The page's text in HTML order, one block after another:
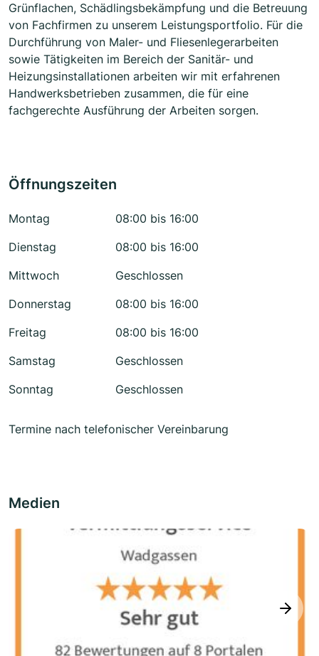
Grünflachen, Schädlingsbekämpfung und die Betreuung
von Fachfirmen zu unserem Leistungsportfolio. Für die
Durchführung von Maler- und Fliesenlegerarbeiten
sowie Tätigkeiten im Bereich der Sanitär- und
Heizungsinstallationen arbeiten wir mit erfahrenen
Handwerksbetrieben zusammen, die für eine
fachgerechte Ausführung der Arbeiten sorgen.
Öffnungszeiten
Montag
08:00 bis 16:00
Dienstag
08:00 bis 16:00
Mittwoch
Geschlossen
Donnerstag
08:00 bis 16:00
Freitag
08:00 bis 16:00
Samstag
Geschlossen
Sonntag
Geschlossen
Termine nach telefonischer Vereinbarung
Medien
next